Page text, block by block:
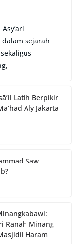
sejarah
Latih Berpikir
Aly Jakarta
Saw
Ranah Minang
Haram